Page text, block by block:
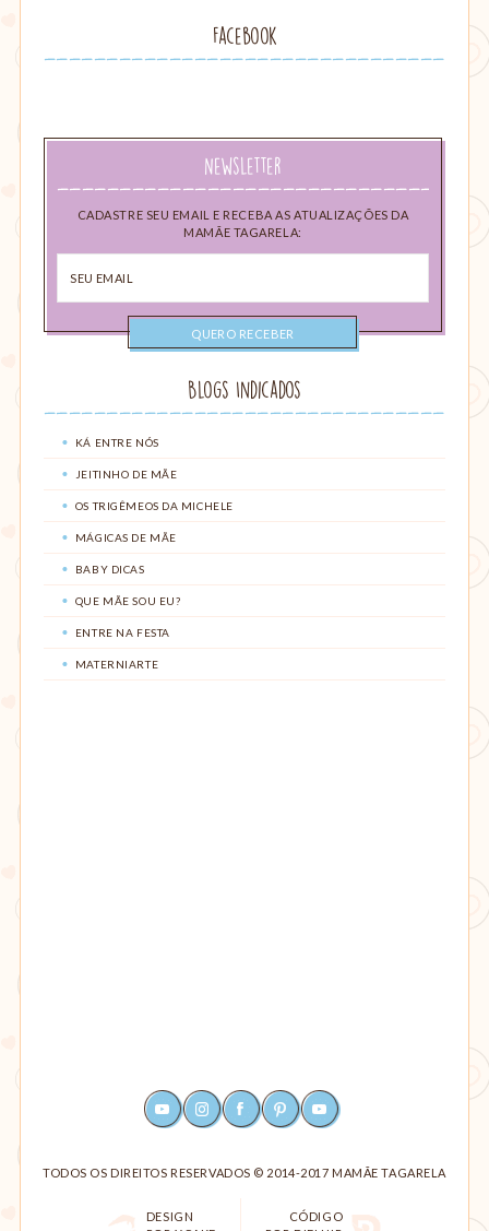
Facebook
Newsletter
CADASTRE SEU EMAIL E RECEBA AS ATUALIZAÇÕES DA
MAMÃE TAGARELA:
email
Blogs Indicados
KÁ ENTRE NÓS
JEITINHO DE MÃE
OS TRIGÊMEOS DA MICHELE
MÁGICAS DE MÃE
BABY DICAS
QUE MÃE SOU EU?
ENTRE NA FESTA
MATERNIARTE
YOUTUBEINSTAGRAMFACEBOOKPINTEREST
TODOS OS DIREITOS RESERVADOS © 2014-2017 MAMÃE TAGARELA
DESIGN
CÓDIGO